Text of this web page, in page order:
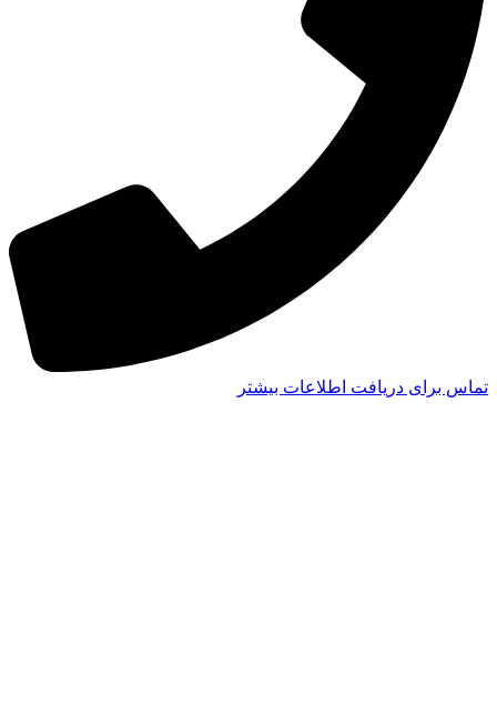
تماس برای دریافت اطلاعات بیشتر